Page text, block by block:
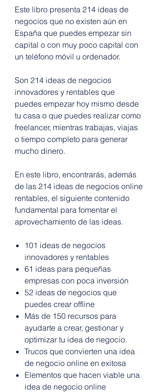
Este libro presenta 214 ideas de
negocios que no existen aún en
España que puedes empezar sin
capital o con muy poco capital con
un teléfono móvil u ordenador.
Son 214 ideas de negocios
innovadores y rentables que
puedes empezar hoy mismo desde
tu casa o que puedes realizar como
freelancer, mientras trabajas, viajas
o tiempo completo para generar
mucho dinero.
En este libro, encontrarás, además
de las 214 ideas de negocios online
rentables, el siguiente contenido
fundamental para fomentar el
aprovechamiento de las ideas.
101 ideas de negocios
innovadores y rentables
61 ideas para pequeñas
empresas con poca inversión
52 ideas de negocios que
puedes crear offline
Más de 150 recursos para
ayudarte a crear, gestionar y
optimizar tu idea de negocio.
Trucos que convierten una idea
de negocio online en exitosa
Elementos que hacen viable una
idea de negocio online